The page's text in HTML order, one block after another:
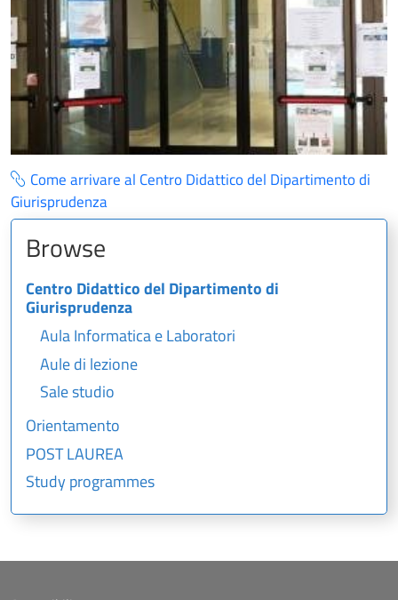
Come arrivare al Centro Didattico del Dipartimento di
Giurisprudenza
Browse
Centro Didattico del Dipartimento di
Giurisprudenza
Aula Informatica e Laboratori
Aule di lezione
Sale studio
Orientamento
POST LAUREA
Study programmes